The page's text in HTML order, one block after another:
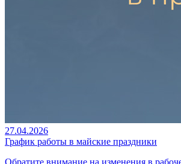
27.04.2026
График работы в майские праздники
Обратите внимание на изменения в